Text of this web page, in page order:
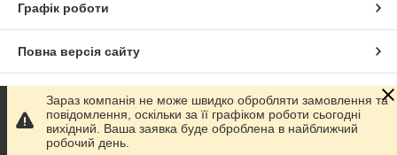
Графік роботи
Повна версія сайту
Сайт створено на маркетплейсіProm.ua
Політика конфіденційності
Зараз компанія не може швидко обробляти замовлення та
повідомлення, оскільки за її графіком роботи сьогодні
вихідний. Ваша заявка буде оброблена в найближчий
робочий день.